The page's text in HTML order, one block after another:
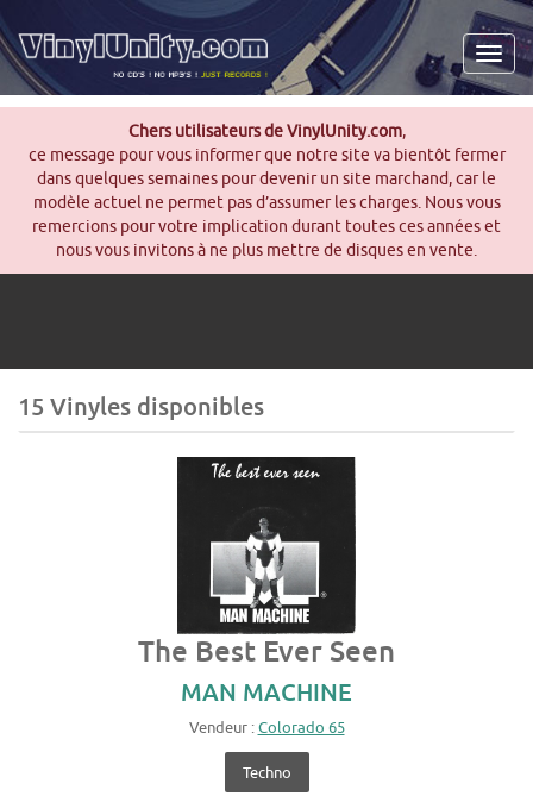
Chers utilisateurs de VinylUnity.com,
ce message pour vous informer que notre site va bientôt fermer
dans quelques semaines pour devenir un site marchand, car le
modèle actuel ne permet pas d’assumer les charges. Nous vous
remercions pour votre implication durant toutes ces années et
nous vous invitons à ne plus mettre de disques en vente.
15 Vinyles disponibles
The Best Ever Seen
MAN MACHINE
Vendeur :Colorado 65
Techno